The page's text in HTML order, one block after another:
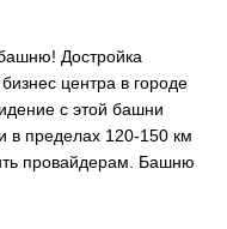
Достройка
центра в городе
с этой башни
в пределах 120-150 км
провайдерам. Башню